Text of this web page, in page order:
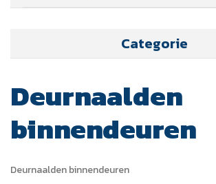
Categorie
Deurnaalden
binnendeuren
Deurnaalden binnendeuren